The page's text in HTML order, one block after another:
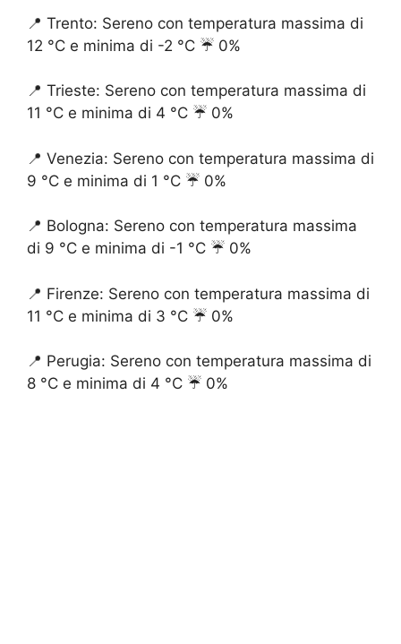
📍 Trento: Sereno con temperatura massima di
12 °C e minima di -2 °C ☔️ 0%
📍 Trieste: Sereno con temperatura massima di
11 °C e minima di 4 °C ☔️ 0%
📍 Venezia: Sereno con temperatura massima di
9 °C e minima di 1 °C ☔️ 0%
📍 Bologna: Sereno con temperatura massima
di 9 °C e minima di -1 °C ☔️ 0%
📍 Firenze: Sereno con temperatura massima di
11 °C e minima di 3 °C ☔️ 0%
📍 Perugia: Sereno con temperatura massima di
8 °C e minima di 4 °C ☔️ 0%